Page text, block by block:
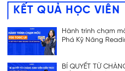
KẾT QUẢ HỌC VIÊN
Hành trình chạm
Phá Kỹ Năng
BÍ QUYẾT TỪ